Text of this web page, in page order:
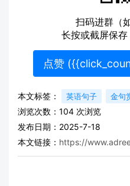
扫码进群（
长按或截屏保
点赞 (
本文标签： 英语句子 金句
浏览次数： 104 次浏览
发布日期：2025-7-18
本文链接： https://